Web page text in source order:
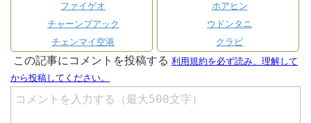
ファイゲオ
チャーンプアック
チェンマイ空港
ホアヒン
ウドンタニ
クラビ